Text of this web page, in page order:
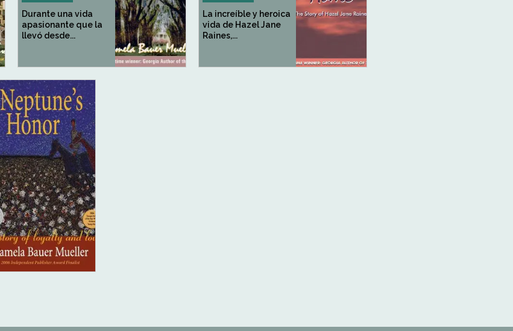
Durante una vida
apasionante que la
llevó desde...
La increíble y heroica
vida de Hazel Jane
Raines,...